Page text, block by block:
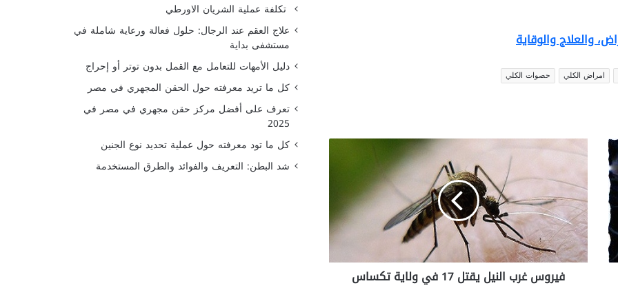
والعلاج والوقاية
امراض الكلي حصوات الكلي
ر
و
س
غ
ر
ب
ا
فيروس غرب النيل يقتل 17 في ولاية تكساس
تكلفة عملية الشريان الاورطي
علاج العقم عند الرجال: حلول فعالة ورعاية شاملة في
مستشفى بداية
دليل الأمهات للتعامل مع القمل بدون توتر أو إحراج
كل ما تريد معرفته حول الحقن المجهري في مصر
تعرف على أفضل مركز حقن مجهري في مصر في
2025
كل ما تود معرفته حول عملية تحديد نوع الجنين
شد البطن: التعريف والفوائد والطرق المستخدمة